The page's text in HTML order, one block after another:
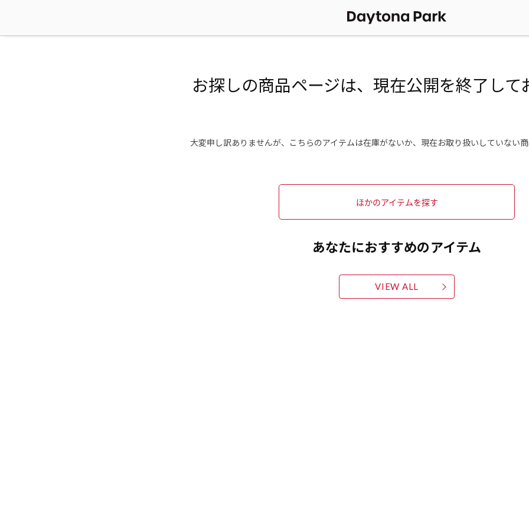
お探しの商品ページは、現在公開を終了して
大変申し訳ありませんが、こちらのアイテムは在庫がないか、現在お取り扱いしていない商
ほかのアイテムを探す
あなたにおすすめのアイテム
VIEW ALL